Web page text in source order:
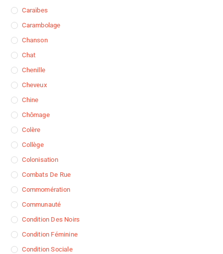
Caraïbes
Carambolage
Chanson
Chat
Chenille
Cheveux
Chine
Chômage
Colère
Collège
Colonisation
Combats De Rue
Commomération
Communauté
Condition Des Noirs
Condition Féminine
Condition Sociale